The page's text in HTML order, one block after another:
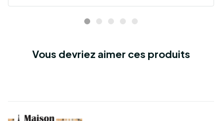
Vous devriez aimer ces produits